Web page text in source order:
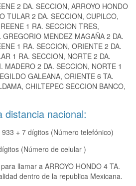
2 DA. SECCION, ARROYO HONDO
TULAR 2 DA. SECCION, CUPILCO,
1 RA. SECCION TRES,
MENDEZ MAGAÑA 2 DA.
1 RA. SECCION, ORIENTE 2 DA.
1 RA. SECCION, NORTE 2 DA.
MADERO 2 DA. SECCION, NORTE 1
GALEANA, ORIENTE 6 TA.
CHILTEPEC SECCION BANCO,
distancia nacional:
+ 7 dígitos (Número telefónico)
(Número de celular )
llamar a ARROYO HONDO 4 TA.
dentro de la republica Mexicana.